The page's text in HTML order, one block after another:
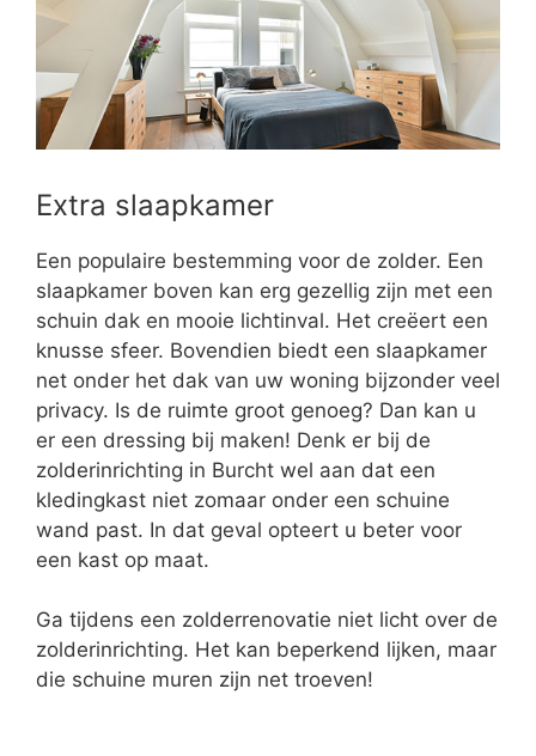
Extra slaapkamer
Een populaire bestemming voor de zolder. Een
slaapkamer boven kan erg gezellig zijn met een
schuin dak en mooie lichtinval. Het creëert een
knusse sfeer. Bovendien biedt een slaapkamer
net onder het dak van uw woning bijzonder veel
privacy. Is de ruimte groot genoeg? Dan kan u
er een dressing bij maken! Denk er bij de
zolderinrichting in Burcht wel aan dat een
kledingkast niet zomaar onder een schuine
wand past. In dat geval opteert u beter voor
een kast op maat.
Ga tijdens een zolderrenovatie niet licht over de
zolderinrichting. Het kan beperkend lijken, maar
die schuine muren zijn net troeven!